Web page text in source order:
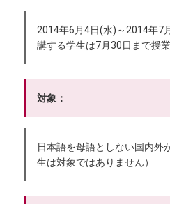
2014年6月4日(水)～2014年7
講する学生は7月30日まで授業
対象：
日本語を母語としない国内
生は対象ではありません）